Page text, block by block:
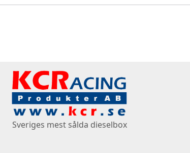
Sveriges mest sålda dieselbox